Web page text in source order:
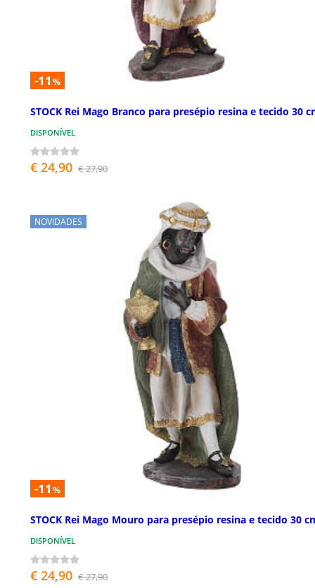
-11 %
STOCK Rei Mago Branco para presépio resina e tecido 30
DISPONÍVEL
€ 24,90 € 27,90
NOVIDADES
-11 %
STOCK Rei Mago Mouro para presépio resina e tecido 30
DISPONÍVEL
€ 24,90 € 27,90